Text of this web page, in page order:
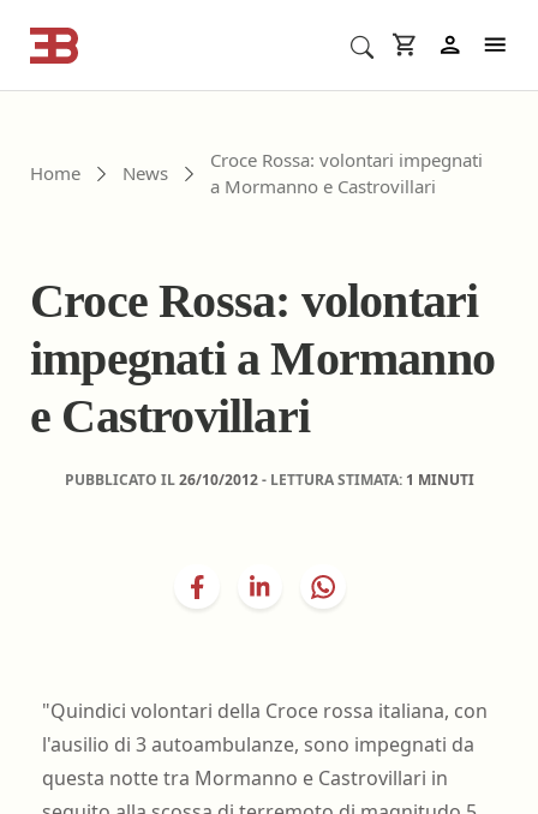
Home News
Croce Rossa: volontari impegnati
a Mormanno e Castrovillari
Croce Rossa: volontari
impegnati a Mormanno
e Castrovillari
PUBBLICATO IL26/10/2012- LETTURA STIMATA: 1 MINUTI
"Quindici volontari della Croce rossa italiana, con
l'ausilio di 3 autoambulanze, sono impegnati da
questa notte tra Mormanno e Castrovillari in